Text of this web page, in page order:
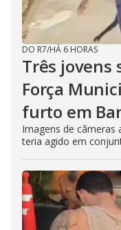
DO R7/HÁ 6 HORAS
Três jovens
Força
furto em
Imagens de câmeras
teria agido em